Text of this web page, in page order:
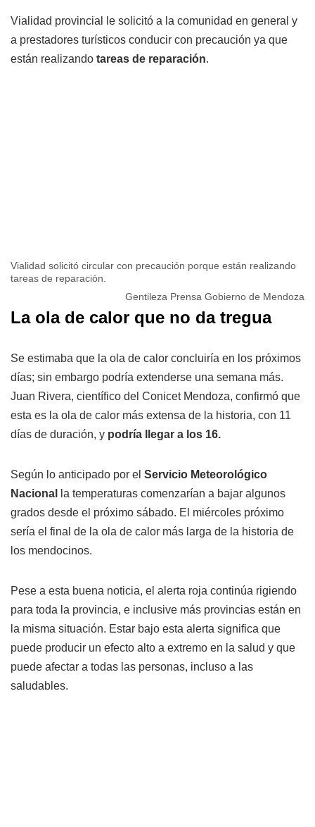
Vialidad provincial le solicitó a la comunidad en general y
a prestadores turísticos conducir con precaución ya que
están realizando tareas de reparación.
Vialidad solicitó circular con precaución porque están realizando
tareas de reparación.
Gentileza Prensa Gobierno de Mendoza
La ola de calor que no da tregua
Se estimaba que la ola de calor concluiría en los próximos
días; sin embargo podría extenderse una semana más.
Juan Rivera, científico del Conicet Mendoza, confirmó que
esta es la ola de calor más extensa de la historia, con 11
días de duración, y podría llegar a los 16.
Según lo anticipado por el Servicio Meteorológico
Nacional
la temperaturas comenzarían a bajar algunos
grados desde el próximo sábado. El miércoles próximo
sería el final de la ola de calor más larga de la historia de
los mendocinos.
Pese a esta buena noticia, el alerta roja continúa rigiendo
para toda la provincia, e inclusive más provincias están en
la misma situación. Estar bajo esta alerta significa que
puede producir un efecto alto a extremo en la salud y que
puede afectar a todas las personas, incluso a las
saludables.